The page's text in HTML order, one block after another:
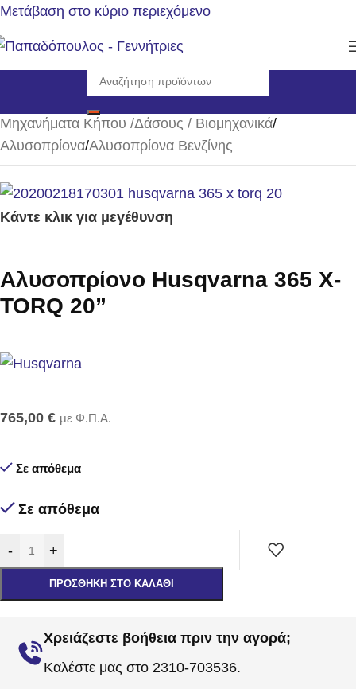
Μετάβαση στο κύριο περιεχόμενο
Αρχική σελίδα/
Μηχανήματα Κήπου /Δάσους / Βιομηχανικά/
Αλυσοπρίονα/Αλυσοπρίονα Βενζίνης
Κάντε κλικ για μεγέθυνση
Αλυσοπρίονο Husqvarna 365 X-
TORQ 20”
765,00 € με Φ.Π.Α.
Σε απόθεμα
Σε απόθεμα
- +
ΠΡΟΣΘΉΚΗ ΣΤΟ ΚΑΛΆΘΙ
Χρειάζεστε βοήθεια πριν την αγορά;
Καλέστε μας στο 2310-703536.